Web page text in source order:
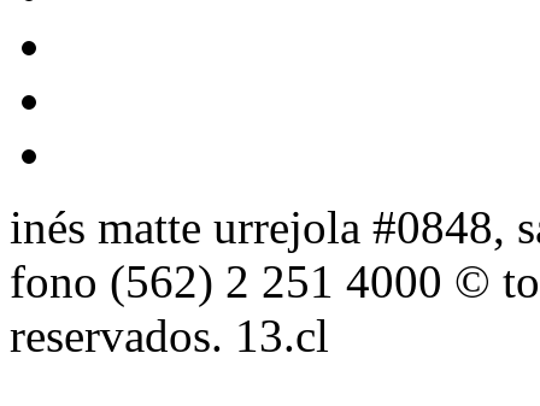
inés matte urrejola #0848,
fono (562) 2 251 4000 ©
reservados. 13.cl